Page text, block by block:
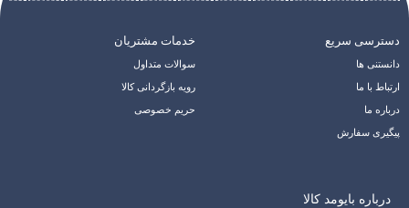
دسترسی سریع
دانستنی ها
ارتباط با ما
درباره ما
پیگیری سفارش
خدمات مشتریان
سوالات متداول
رویه بازگردانی کالا
حریم خصوصی
درباره بایومد کالا